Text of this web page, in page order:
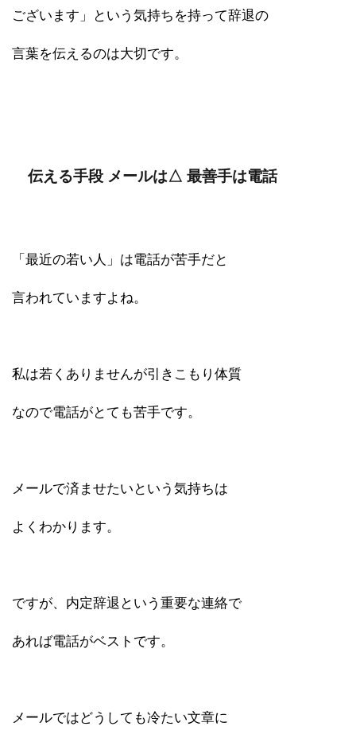
ございます」という気持ちを持って辞退の
言葉を伝えるのは大切です。
伝える手段 メールは△ 最善手は電話
「最近の若い人」は電話が苦手だと
言われていますよね。
私は若くありませんが引きこもり体質
なので電話がとても苦手です。
メールで済ませたいという気持ちは
よくわかります。
ですが、内定辞退という重要な連絡で
あれば電話がベストです。
メールではどうしても冷たい文章に